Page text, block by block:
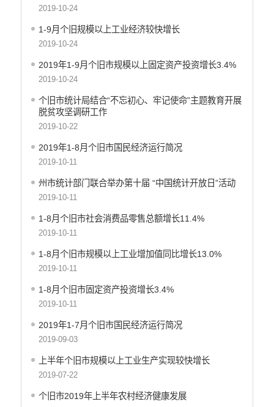
住房和建设
自然资源
公共资源交易信息
征地信息
统计信息
地方志
云南省新闻发布厅
权责清单
行政许可
行政处罚和行政强制
减税降费
乡村振兴
义务教育
医疗卫生
养老服务
重大建设项目
社会救助
公共文化服务
安全生产
司法信息
2019-10-24
1-9月个旧规模以上工业经济较快增长
2019-10-24
2019年1-9月个旧市规模以上固定资产投资增长3.4%
2019-10-24
个旧市统计局结合“不忘初心、牢记使命”主题教育开展
脱贫攻坚调研工作
2019-10-22
2019年1-8月个旧市国民经济运行简况
2019-10-11
州市统计部门联合举办第十届 “中国统计开放日”活动
2019-10-11
1-8月个旧市社会消费品零售总额增长11.4%
2019-10-11
1-8月个旧市规模以上工业增加值同比增长13.0%
2019-10-11
1-8月个旧市固定资产投资增长3.4%
2019-10-11
2019年1-7月个旧市国民经济运行简况
2019-09-03
上半年个旧市规模以上工业生产实现较快增长
2019-07-22
个旧市2019年上半年农村经济健康发展